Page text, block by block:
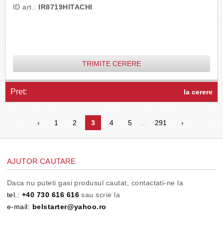
ID art.: IR8719HITACHI
TRIMITE CERERE
Pret: la cerere
‹ 1 2 3 4 5 291 ›
AJUTOR CAUTARE
Daca nu puteti gasi produsul cautat, contactati-ne la
tel.: +40 730 616 616 sau scrie la
e-mail: belstarter@yahoo.ro